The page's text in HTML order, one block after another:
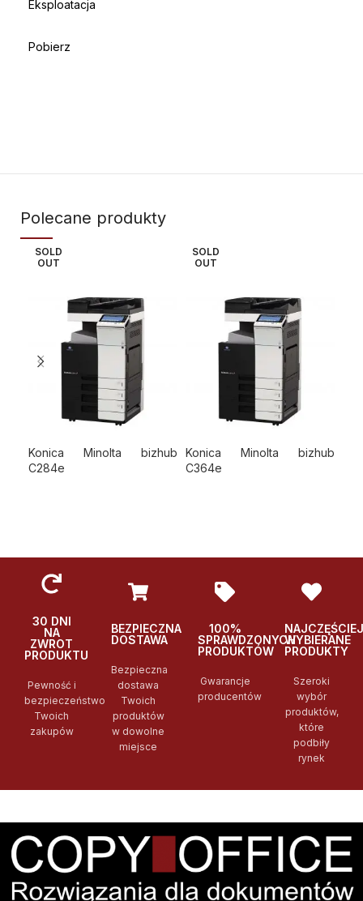
Eksploatacja
Pobierz
Polecane produkty
SOLD
OUT
Konica Minolta bizhub
C284e
SOLD
OUT
Konica Minolta bizhub
C364e
30 DNI
NA
ZWROT
PRODUKTU
Pewność i
bezpieczeństwo
Twoich
zakupów
BEZPIECZNA
DOSTAWA
Bezpieczna
dostawa
Twoich
produktów
w dowolne
miejsce
100%
SPRAWDZONYCH
PRODUKTÓW
Gwarancje
producentów
NAJCZĘŚCIEJ
WYBIERANE
PRODUKTY
Szeroki
wybór
produktów,
które
podbiły
rynek